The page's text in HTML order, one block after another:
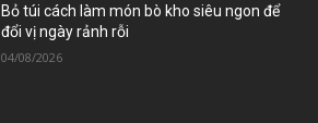
Bỏ túi cách làm món bò kho siêu ngon để
đổi vị ngày rảnh rỗi
04/08/2026